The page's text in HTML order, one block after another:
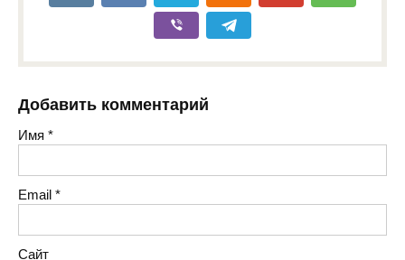
Добавить комментарий
Имя *
Email *
Сайт